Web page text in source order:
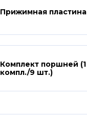
Прижимная пластина
Комплект поршней (1
компл./9 шт.)